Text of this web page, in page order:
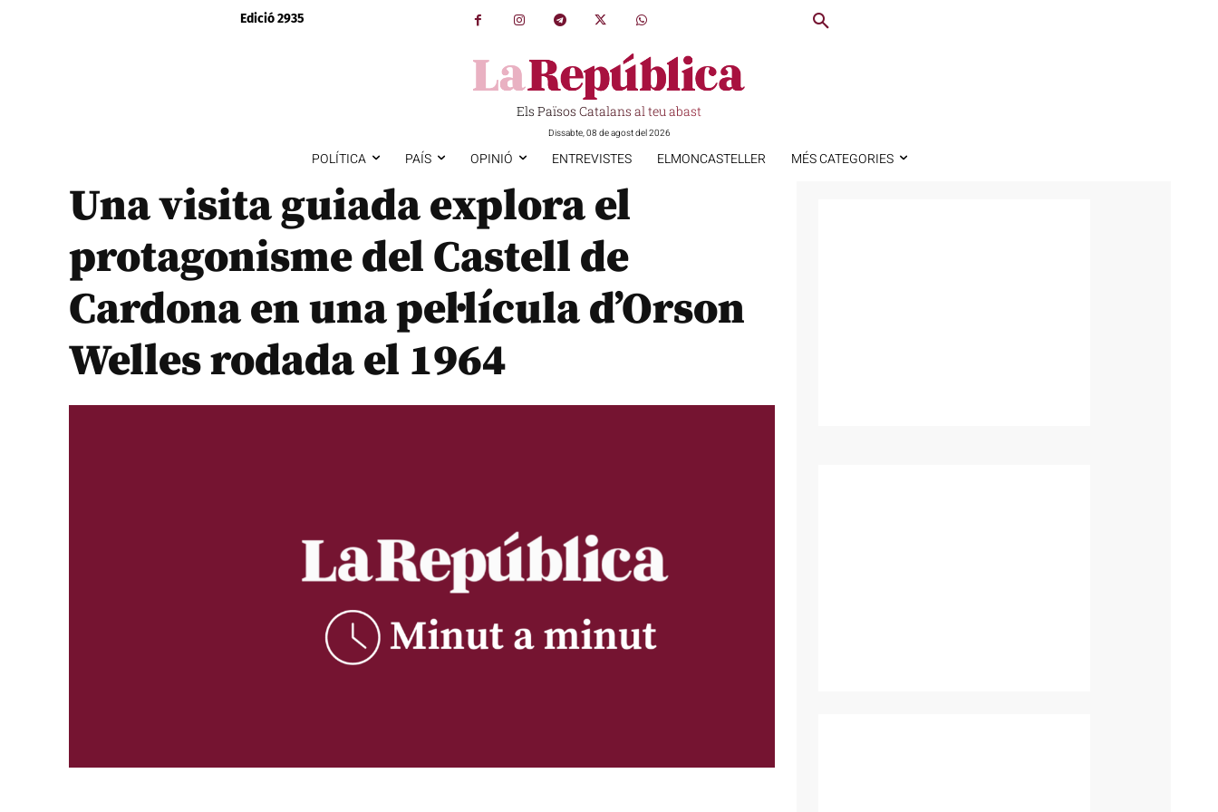
Edició 2935
Els Països Catalans al teu abast
Dissabte, 08 de agost del 2026
POLÍTICA PAÍS OPINIÓ ENTREVISTES ELMONCASTELLER MÉS CATEGORIES
Una visita guiada explora el
protagonisme del Castell de
Cardona en una pel·lícula d’Orson
Welles rodada el 1964